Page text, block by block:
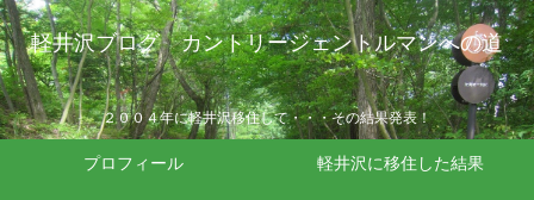
軽井沢ブログ カントリージェントルマンへの道
２００４年に軽井沢移住して・・・その結果発表！
プロフィール 軽井沢に移住した結果